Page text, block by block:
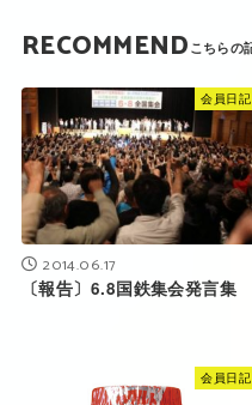
RECOMMEND
会員日記
2014.06.17
〔報告〕6.8国鉄集会発言集
会員日記